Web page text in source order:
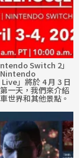
Switch 2」
Nintendo
」將於 4 月 3 日
一天，我們來介紹
世界和其他景點。